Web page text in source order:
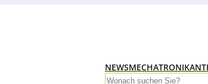
NEWSMECHATRONIK
Search